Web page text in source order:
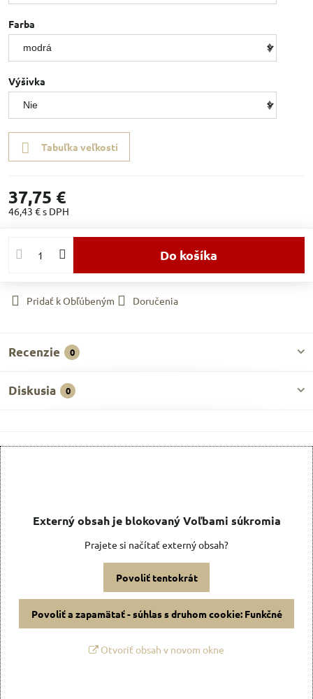
Farba
Výšivka
Tabuľka veľkostí
37,75 €
46,43 €s DPH
Do košíka
Pridať k Obľúbeným Doručenia
Recenzie 0
Diskusia 0
Externý obsah je blokovaný Voľbami súkromia
Prajete si načítať externý obsah?
Povoliť tentokrát
Povoliť a zapamätať - súhlas s druhom cookie: Funkčné
Otvoriť obsah v novom okne